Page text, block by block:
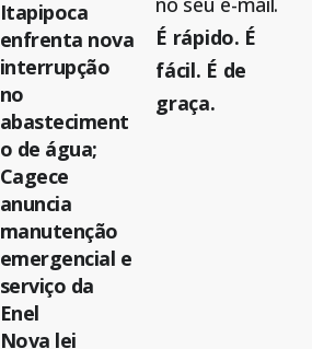
Itapipoca
enfrenta nova
interrupção
no
abasteciment
o de água;
Cagece
anuncia
manutenção
emergencial e
serviço da
Enel
Nova lei
É rápido. É
fácil. É de
graça.